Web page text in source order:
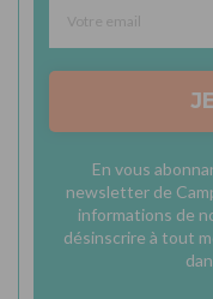
En vous
newsletter de
informations de
désinscrire à tout